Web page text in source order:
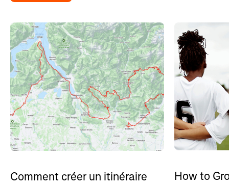
Comment créer un itinéraire
How to